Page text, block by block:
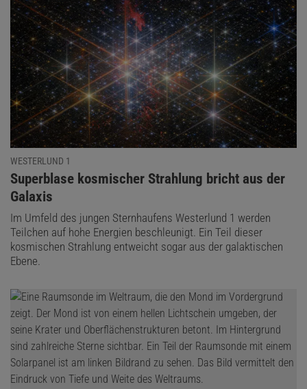
WESTERLUND 1
:
Superblase kosmischer Strahlung bricht aus der
Galaxis
Im Umfeld des jungen Sternhaufens Westerlund 1 werden
Teilchen auf hohe Energien beschleunigt. Ein Teil dieser
kosmischen Strahlung entweicht sogar aus der galaktischen
Ebene.